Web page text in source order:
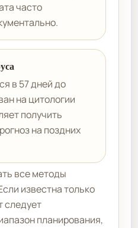
часто
в 57 дней до
на цитологии
получить
на поздних
все методы
известна только
следует
планирования,